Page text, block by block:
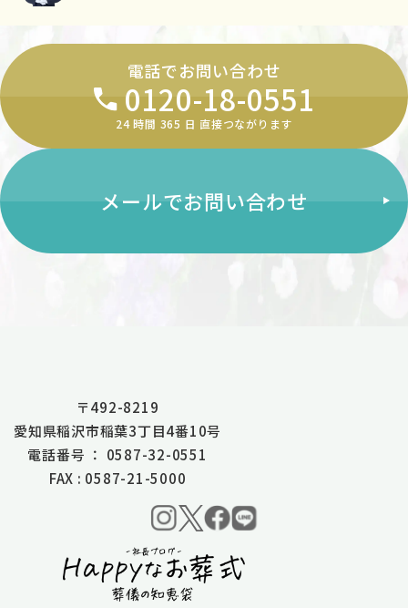
電話でお問い合わせ
0120-18-0551
24 時間 365 ⽇ 直接つながります
メールでお問い合わせ
〒492-8219
愛知県稲沢市稲葉3丁目4番10号
電話番号 ： 0587-32-0551
FAX : 0587-21-5000